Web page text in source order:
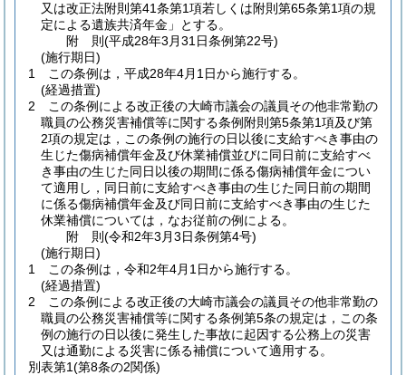
又は改正法附則第41条第1項若しくは附則第65条第1項の規
定による遺族共済年金」とする。
附 則(平成28年3月31日条例第22号)
(施行期日)
1
この条例は，平成28年4月1日から施行する。
(経過措置)
2
この条例による改正後の大崎市議会の議員その他非常勤の
職員の公務災害補償等に関する条例附則第5条第1項及び第
2項の規定は，この条例の施行の日以後に支給すべき事由の
生じた傷病補償年金及び休業補償並びに同日前に支給すべ
き事由の生じた同日以後の期間に係る傷病補償年金につい
て適用し，同日前に支給すべき事由の生じた同日前の期間
に係る傷病補償年金及び同日前に支給すべき事由の生じた
休業補償については，なお従前の例による。
附 則(令和2年3月3日条例第4号)
(施行期日)
1
この条例は，令和2年4月1日から施行する。
(経過措置)
2
この条例による改正後の大崎市議会の議員その他非常勤の
職員の公務災害補償等に関する条例第5条の規定は，この条
例の施行の日以後に発生した事故に起因する公務上の災害
又は通勤による災害に係る補償について適用する。
別表第1(第8条の2関係)